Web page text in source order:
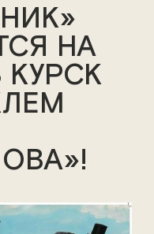
НА
КУРСК